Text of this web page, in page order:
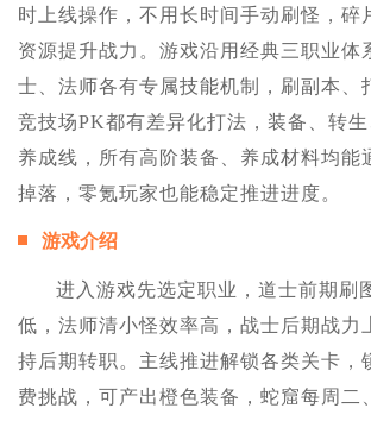
时上线操作，不用长时间手动刷怪，碎
资源提升战力。游戏沿用经典三职业体
士、法师各有专属技能机制，刷副本、
竞技场PK都有差异化打法，装备、转
养成线，所有高阶装备、养成材料均能
掉落，零氪玩家也能稳定推进进度。
游戏介绍
进入游戏先选定职业，道士前期刷
低，法师清小怪效率高，战士后期战力
持后期转职。主线推进解锁各类关卡，
费挑战，可产出橙色装备，蛇窟每周二